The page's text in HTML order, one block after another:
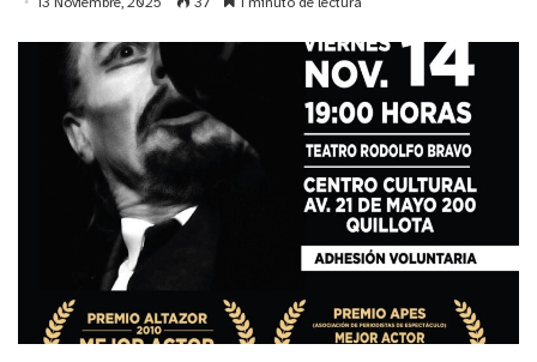
13 Noviembre, 2025 37 1 minuto de lectura